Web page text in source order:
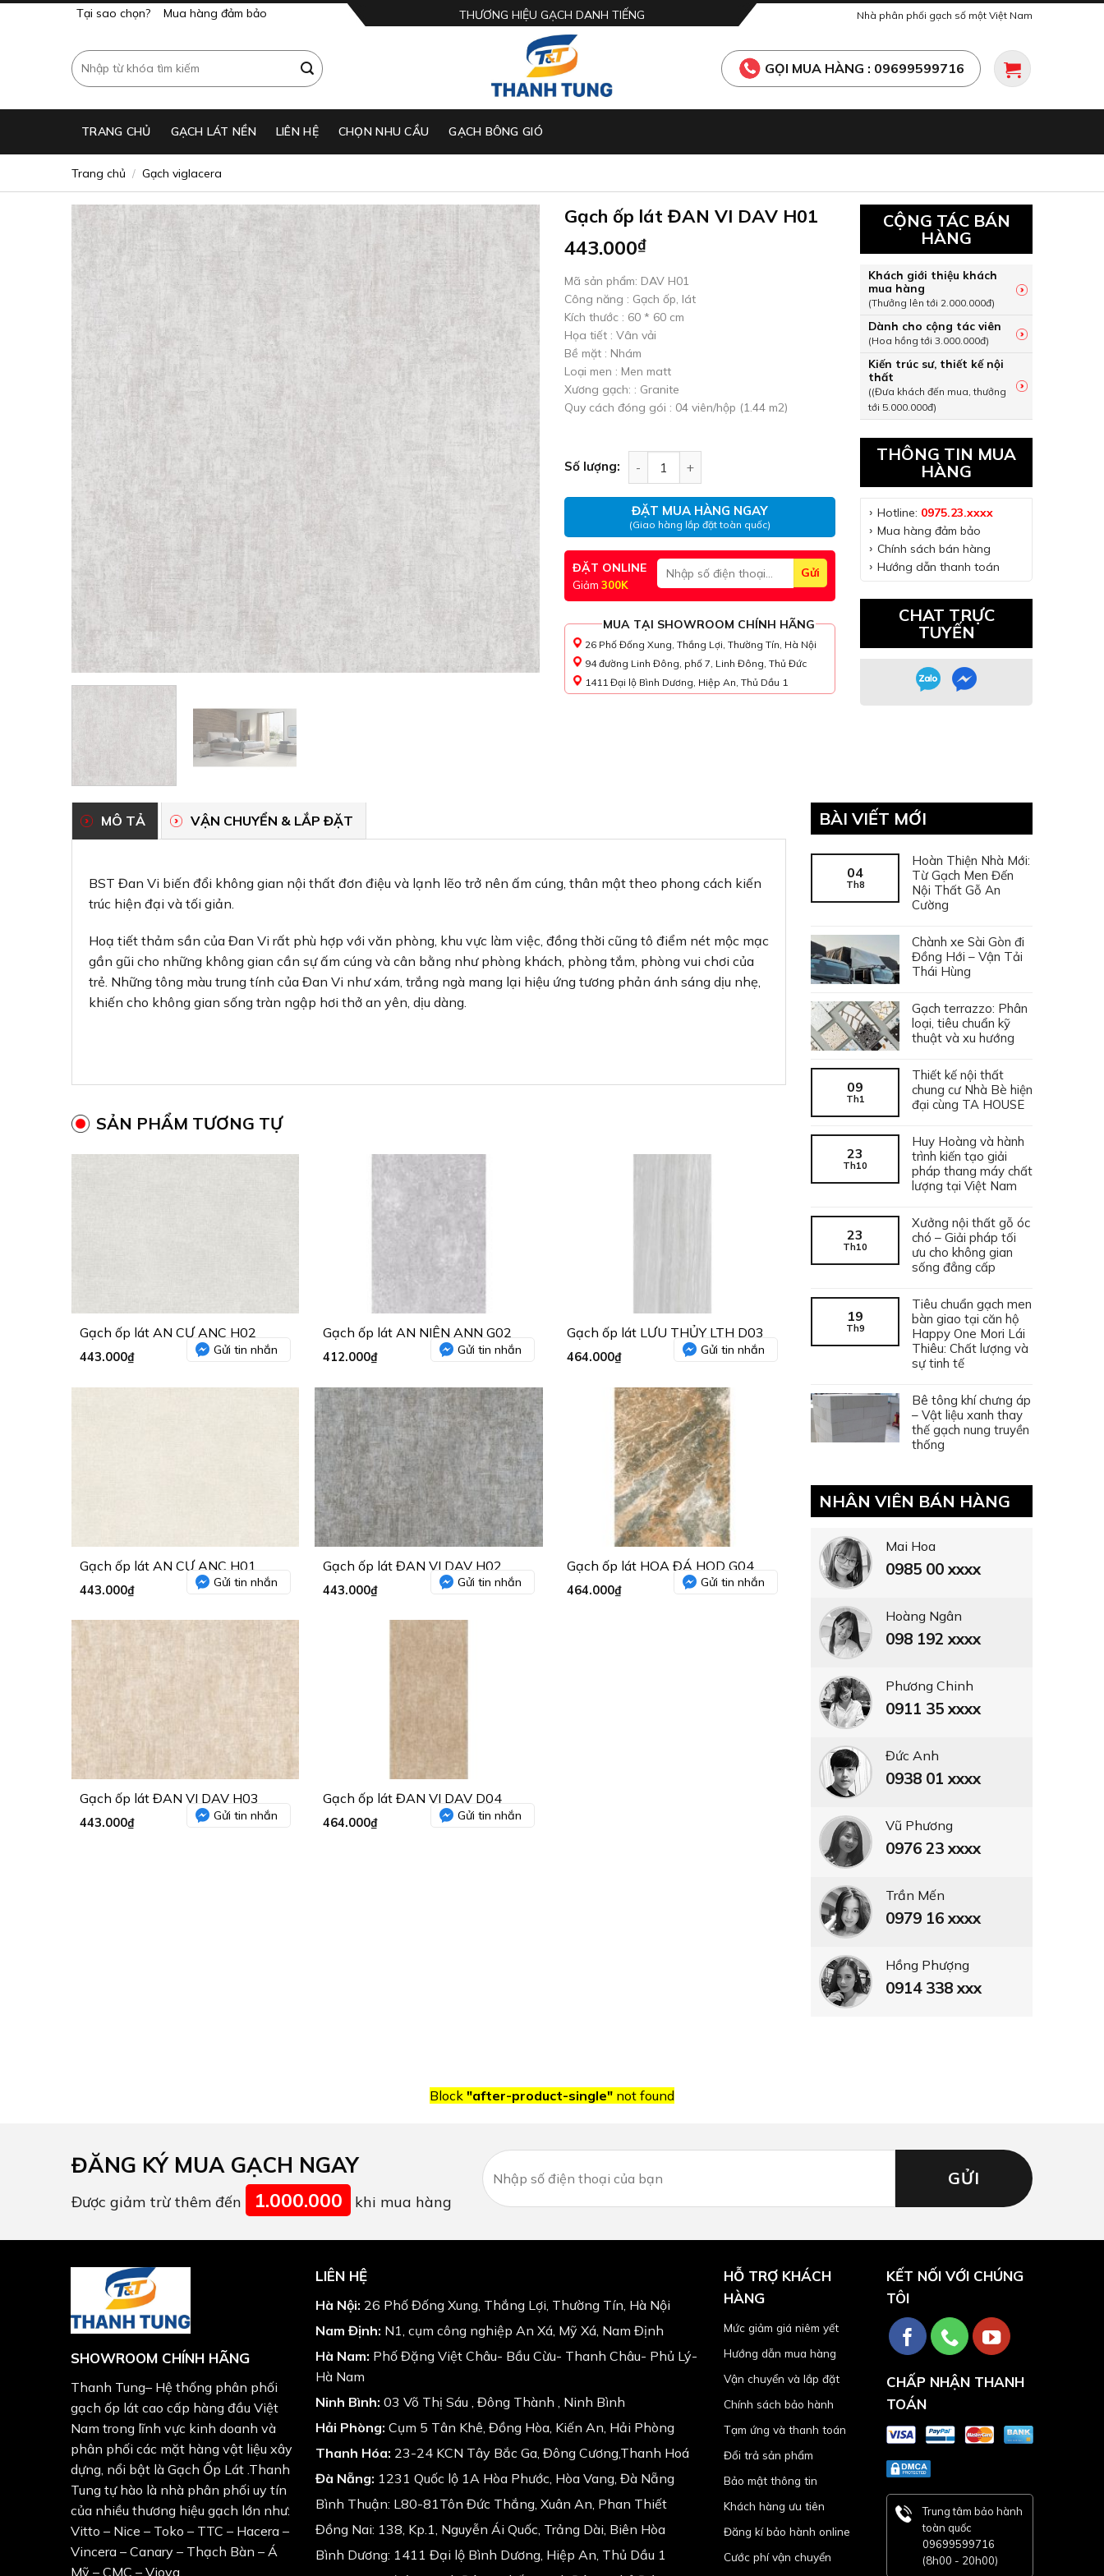
Tại sao chọn? Mua hàng đảm bảo THƯƠNG HIỆU GẠCH DANH TIẾNG Nhà phân phối gạch số một Việt Nam
Tìm
kiếm:
GỌI MUA HÀNG : 09699599716
TRANG CHỦ GẠCH LÁT NỀN​ LIÊN HỆ CHỌN NHU CẦU GẠCH BÔNG GIÓ
Trang chủ / Gạch viglacera
Gạch ốp lát ĐAN VI DAV H01
443.000₫
Mã sản phẩm: DAV H01
Công năng : Gạch ốp, lát
Kích thước : 60 * 60 cm
Họa tiết : Vân vải
Bề mặt : Nhám
Loại men : Men matt
Xương gạch: : Granite
Quy cách đóng gói : 04 viên/hộp (1.44 m2)
Số lượng:
ĐẶT MUA HÀNG NGAY
(Giao hàng lắp đặt toàn quốc)
ĐẶT ONLINE
Giảm 300K
MUA TẠI SHOWROOM CHÍNH HÃNG
26 Phố Đống Xung, Thắng Lợi, Thường Tín, Hà Nội
94 đường Linh Đông, phố 7, Linh Đông, Thủ Đức
1411 Đại lộ Bình Dương, Hiệp An, Thủ Dầu 1
CỘNG TÁC BÁN
HÀNG
Khách giới thiệu khách
mua hàng
(Thưởng lên tới 2.000.000đ)
Dành cho cộng tác viên
(Hoa hồng tới 3.000.000đ)
Kiến trúc sư, thiết kế nội
thất
((Đưa khách đến mua, thưởng
tới 5.000.000đ)
THÔNG TIN MUA
HÀNG
Hotline: 0975.23.xxxx
Mua hàng đảm bảo
Chính sách bán hàng
Hướng dẫn thanh toán
CHAT TRỰC
TUYẾN
MÔ TẢ VẬN CHUYỂN & LẮP ĐẶT
BST Đan Vi biến đổi không gian nội thất đơn điệu và lạnh lẽo trở nên ấm cúng, thân mật theo phong cách kiến
trúc hiện đại và tối giản.
Hoạ tiết thảm sần của Đan Vi rất phù hợp với văn phòng, khu vực làm việc, đồng thời cũng tô điểm nét mộc mạc
gần gũi cho những không gian cần sự ấm cúng và cân bằng như phòng khách, phòng tắm, phòng vui chơi của
trẻ. Những tông màu trung tính của Đan Vi như xám, trắng ngà mang lại hiệu ứng tương phản ánh sáng dịu nhẹ,
khiến cho không gian sống tràn ngập hơi thở an yên, dịu dàng.
SẢN PHẨM TƯƠNG TỰ
Gạch ốp lát AN CƯ ANC H02
443.000₫
Gửi tin nhắn
Gạch ốp lát AN NIÊN ANN G02
412.000₫
Gửi tin nhắn
Gạch ốp lát LƯU THỦY LTH D03
464.000₫
Gửi tin nhắn
Gạch ốp lát AN CƯ ANC H01
443.000₫
Gửi tin nhắn
Gạch ốp lát ĐAN VI DAV H02
443.000₫
Gửi tin nhắn
Gạch ốp lát HOA ĐÁ HOD G04
464.000₫
Gửi tin nhắn
Gạch ốp lát ĐAN VI DAV H03
443.000₫
Gửi tin nhắn
Gạch ốp lát ĐAN VI DAV D04
464.000₫
Gửi tin nhắn
BÀI VIẾT MỚI
04
Th8
Hoàn Thiện Nhà Mới:
Từ Gạch Men Đến
Nội Thất Gỗ An
Cường
Chành xe Sài Gòn đi
Đồng Hới – Vận Tải
Thái Hùng
Gạch terrazzo: Phân
loại, tiêu chuẩn kỹ
thuật và xu hướng
09
Th1
Thiết kế nội thất
chung cư Nhà Bè hiện
đại cùng TA HOUSE
23
Th10
Huy Hoàng và hành
trình kiến tạo giải
pháp thang máy chất
lượng tại Việt Nam
23
Th10
Xưởng nội thất gỗ óc
chó – Giải pháp tối
ưu cho không gian
sống đẳng cấp
19
Th9
Tiêu chuẩn gạch men
bàn giao tại căn hộ
Happy One Mori Lái
Thiêu: Chất lượng và
sự tinh tế
Bê tông khí chưng áp
– Vật liệu xanh thay
thế gạch nung truyền
thống
NHÂN VIÊN BÁN HÀNG
Mai Hoa
0985 00 xxxx
Hoàng Ngân
098 192 xxxx
Phương Chinh
0911 35 xxxx
Đức Anh
0938 01 xxxx
Vũ Phương
0976 23 xxxx
Trần Mến
0979 16 xxxx
Hồng Phượng
0914 338 xxx
Block "after-product-single" not found
ĐĂNG KÝ MUA GẠCH NGAY
Được giảm trừ thêm đến 1.000.000 khi mua hàng
SHOWROOM CHÍNH HÃNG
Thanh Tung– Hệ thống phân phối
gạch ốp lát cao cấp hàng đầu Việt
Nam trong lĩnh vực kinh doanh và
phân phối các mặt hàng vật liệu xây
dựng, nổi bật là Gạch Ốp Lát .Thanh
Tung tự hào là nhà phân phối uy tín
của nhiều thương hiệu gạch lớn như:
Vitto – Nice – Toko – TTC – Hacera –
Vincera – Canary – Thạch Bàn – Á
Mỹ – CMC – Viova.
LIÊN HỆ
Hà Nội: 26 Phố Đống Xung, Thắng Lợi, Thường Tín, Hà Nội
Nam Định: N1, cụm công nghiệp An Xá, Mỹ Xá, Nam Định
Hà Nam: Phố Đặng Việt Châu- Bầu Cừu- Thanh Châu- Phủ Lý-
Hà Nam
Ninh Bình: 03 Võ Thị Sáu , Đông Thành , Ninh Bình
Hải Phòng: Cụm 5 Tân Khê, Đồng Hòa, Kiến An, Hải Phòng
Thanh Hóa: 23-24 KCN Tây Bắc Ga, Đông Cương,Thanh Hoá
Đà Nẵng: 1231 Quốc lộ 1A Hòa Phước, Hòa Vang, Đà Nẵng
Bình Thuận: L80-81Tôn Đức Thắng, Xuân An, Phan Thiết
Đồng Nai: 138, Kp.1, Nguyễn Ái Quốc, Trảng Dài, Biên Hòa
Bình Dương: 1411 Đại lộ Bình Dương, Hiệp An, Thủ Dầu 1
HỖ TRỢ KHÁCH
HÀNG
Mức giảm giá niêm yết
Hướng dẫn mua hàng
Vận chuyển và lắp đặt
Chính sách bảo hành
Tạm ứng và thanh toán
Đổi trả sản phẩm
Bảo mật thông tin
Khách hàng ưu tiên
Đăng kí bảo hành online
Cước phí vận chuyển
KẾT NỐI VỚI CHÚNG
TÔI
CHẤP NHẬN THANH
TOÁN
Trung tâm bảo hành
toàn quốc
09699599716
(8h00 - 20h00)